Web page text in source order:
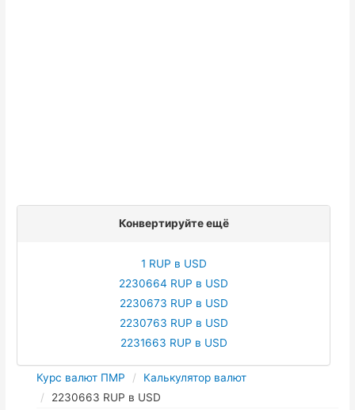
Конвертируйте ещё
1 RUP в USD
2230664 RUP в USD
2230673 RUP в USD
2230763 RUP в USD
2231663 RUP в USD
Курс валют ПМР
Калькулятор валют
2230663 RUP в USD